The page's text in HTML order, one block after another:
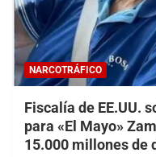
NARCOTRÁFICO
Fiscalía de EE.UU.
para «El Mayo»
15.000 millones de